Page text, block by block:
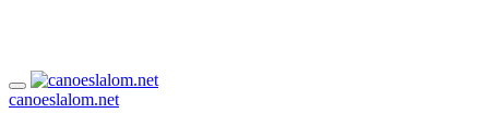
canoeslalom.net